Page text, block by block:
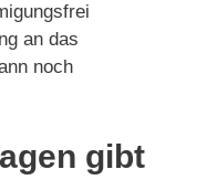
an das
noch
gibt